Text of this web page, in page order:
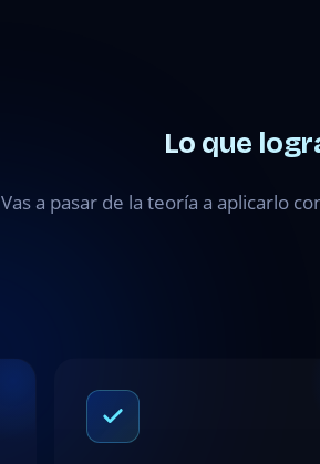
Lo que
Vas a pasar de la teoría a aplicarlo